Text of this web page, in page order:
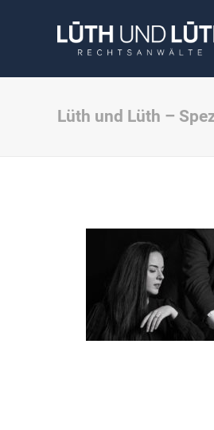
Lüth und Lüth –